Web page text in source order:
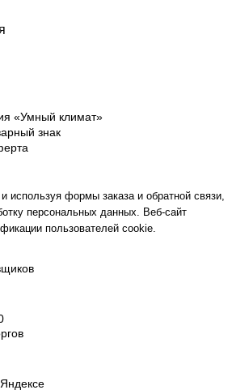
«Умный климат»
знак
используя формы заказа и обратной связи,
персональных данных. Веб-сайт
пользователей cookie.